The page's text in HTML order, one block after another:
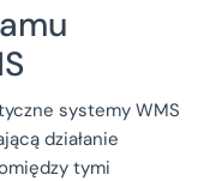
systemy WMS
działanie
tymi